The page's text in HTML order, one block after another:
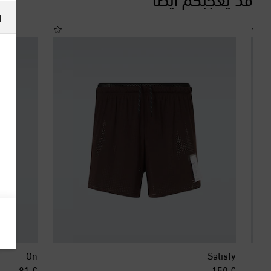
On
Satisfy